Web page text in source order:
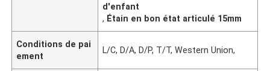
d'enfant
, Étain en bon état articulé 15mm
Conditions de pai
ement
L/C, D/A, D/P, T/T, Western Union,